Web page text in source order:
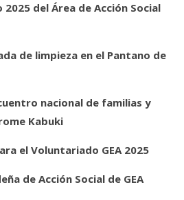
del Área de Acción Social
de limpieza en el Pantano de
nacional de familias y
Kabuki
el Voluntariado GEA 2025
de Acción Social de GEA